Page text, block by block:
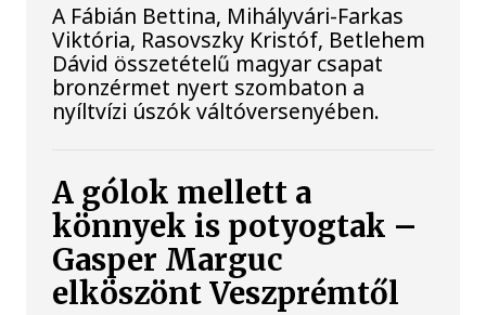
A Fábián Bettina, Mihályvári-Farkas
Viktória, Rasovszky Kristóf, Betlehem
Dávid összetételű magyar csapat
bronzérmet nyert szombaton a
nyíltvízi úszók váltóversenyében.
A gólok mellett a
könnyek is potyogtak –
Gasper Marguc
elköszönt Veszprémtől